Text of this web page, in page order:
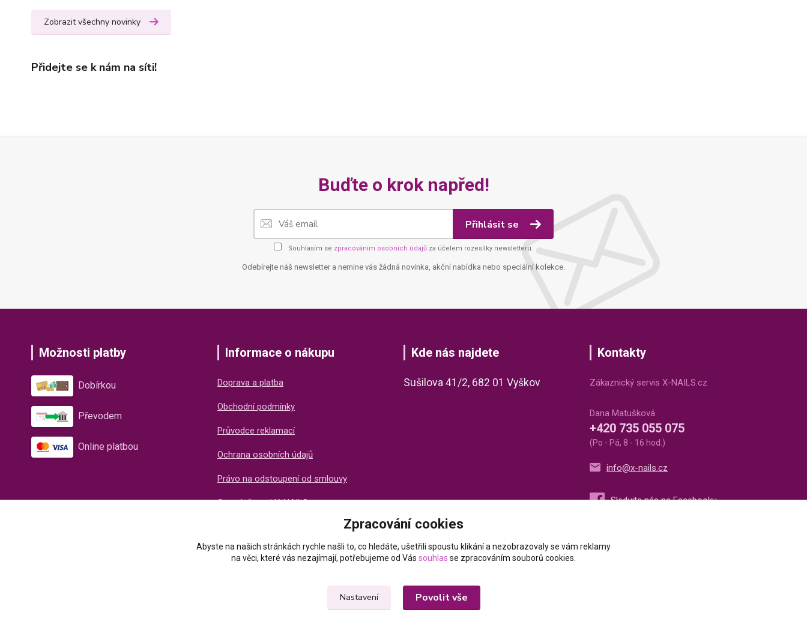
Zobrazit všechny novinky
Přidejte se k nám na síti!
Buďte o krok napřed!
Přihlásit se
Souhlasím se zpracováním osobních údajů za účelem rozesílky newsletteru.
Odebírejte náš newsletter a nemine vás žádná novinka, akční nabídka nebo speciální kolekce.
Možnosti platby
Dobírkou
Převodem
Online platbou
Informace o nákupu
Doprava a platba
Obchodní podmínky
Průvodce reklamací
Ochrana osobních údajů
Právo na odstoupení od smlouvy
O společnosti X-NAILS
Kde nás najdete
Sušilova 41/2, 682 01 Vyškov
Kontakty
Zákaznický servis X-NAILS.cz
Dana Matušková
+420 735 055 075
(Po - Pá, 8 - 16 hod.)
info@x-nails.cz
Zpracování cookies
Abyste na našich stránkách rychle našli to, co hledáte, ušetřili spoustu klikání a nezobrazovaly se vám reklamy
na věci, které vás nezajímají, potřebujeme od Vás souhlas se zpracováním souborů cookies.
Nastavení Povolit vše